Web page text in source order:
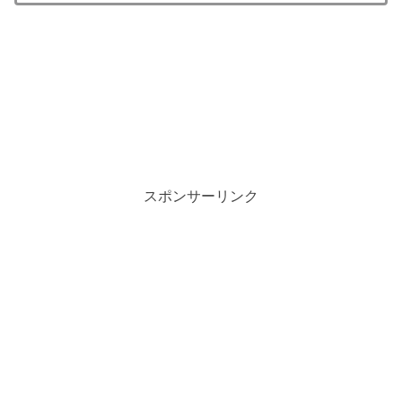
スポンサーリンク